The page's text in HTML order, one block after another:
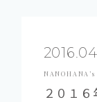
２０１